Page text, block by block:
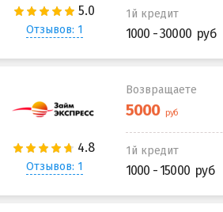
Отзывов: 1
1й кредит
1000 - 30000
Отзывов: 1
Возвращаете
1й кредит
1000 - 15000